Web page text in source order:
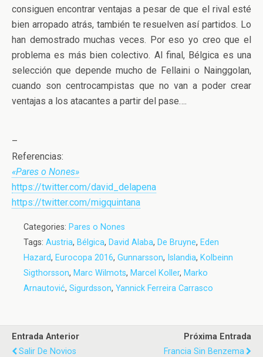
consiguen encontrar ventajas a pesar de que el rival esté
bien arropado atrás, también te resuelven así partidos. Lo
han demostrado muchas veces. Por eso yo creo que el
problema es más bien colectivo. Al final, Bélgica es una
selección que depende mucho de Fellaini o Nainggolan,
cuando son centrocampistas que no van a poder crear
ventajas a los atacantes a partir del pase….
–
Referencias:
«Pares o Nones»
https://twitter.com/david_delapena
https://twitter.com/migquintana
Categories: Pares o Nones
Tags: Austria, Bélgica, David Alaba, De Bruyne, Eden
Hazard, Eurocopa 2016, Gunnarsson, Islandia, Kolbeinn
Sigthorsson, Marc Wilmots, Marcel Koller, Marko
Arnautović, Sigurdsson, Yannick Ferreira Carrasco
Entrada Anterior
Salir De Novios
Próxima Entrada
Francia Sin Benzema